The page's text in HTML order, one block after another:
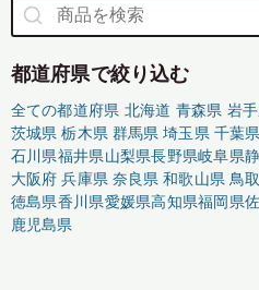
都道府県で絞り込む
全ての都道府県 北海道 青森県 岩
茨城県 栃木県 群馬県 埼玉県 千葉県
石川県福井県山梨県長野県岐阜県
大阪府 兵庫県 奈良県 和歌山県 鳥
徳島県香川県愛媛県高知県福岡県
鹿児島県